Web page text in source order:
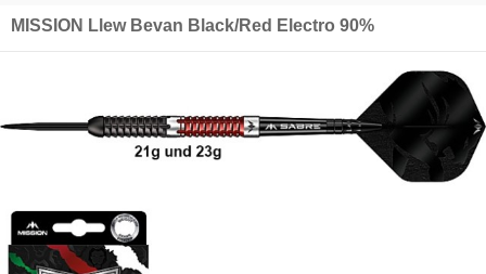
MISSION Llew Bevan Black/Red Electro 90%